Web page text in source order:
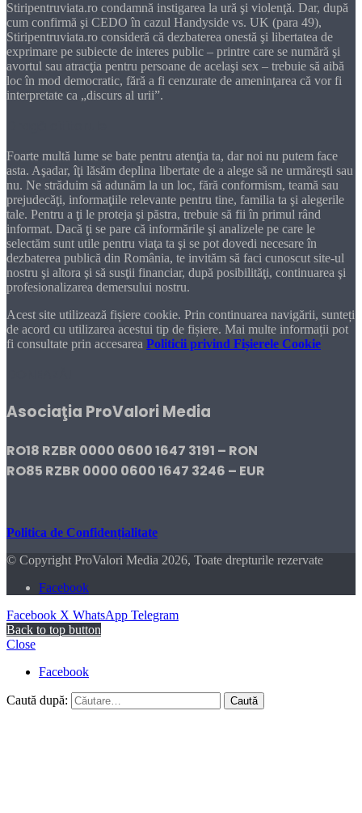
Stiripentruviata.ro condamnă instigarea la ură şi violenţă. Dar, după
cum confirmă şi CEDO în cazul Handyside vs. UK (para 49),
Stiripentruviata.ro consideră că dezbaterea onestă şi libertatea de
exprimare pe subiecte de interes public – printre care se numără şi
avortul sau atracţia pentru persoane de acelaşi sex – trebuie să aibă
loc în mod democratic, fără a fi cenzurate de ameninţarea că vor fi
interpretate ca „discurs al urii”.
Foarte multă lume se bate pentru atenţia ta, dar noi nu putem face
asta. Aşadar, îţi lăsăm deplina libertate de a alege să ne urmăreşti sau
nu. Ne străduim să adunăm la un loc, fără conformism, teamă sau
prejudecăţi, informaţiile relevante pentru tine, familia ta şi alegerile
tale. Pentru a ţi le proteja şi păstra, trebuie să fii în primul rând
informat. Dacă ţi se pare că informările şi analizele pe care le
selectăm sunt utile pentru viaţa ta şi se pot dovedi necesare în
dezbaterea publică din România, te invităm să faci cunoscut site-ul
nostru şi altora şi să susţii financiar, după posibilităţi, continuarea şi
profesionalizarea demersului nostru.
Acest site utilizează fișiere cookie. Prin continuarea navigării, sunteți
de acord cu utilizarea acestui tip de fișiere. Mai multe informații pot
fi consultate prin accesarea Politicii privind Fișierele Cookie
Asociaţia ProValori Media
RO18 RZBR 0000 0600 1647 3191 – RON
RO85 RZBR 0000 0600 1647 3246 – EUR
Politica de Confidențialitate
© Copyright ProValori Media 2026, Toate drepturile rezervate
Facebook
Facebook X WhatsApp Telegram
Back to top button
Close
Facebook
Caută după: